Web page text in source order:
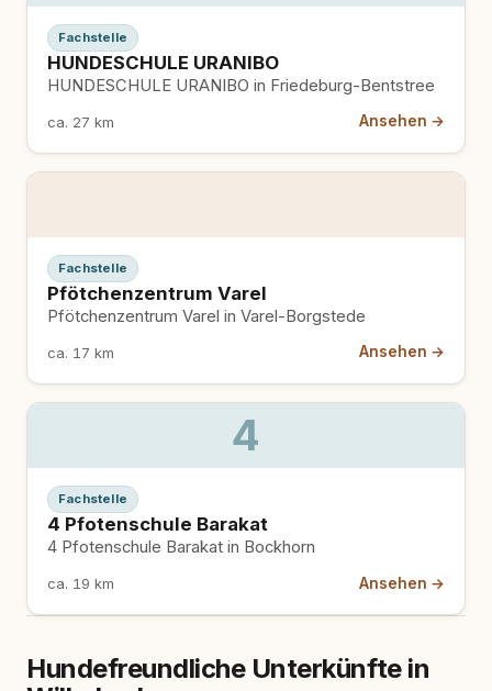
Fachstelle
HUNDESCHULE URANIBO
HUNDESCHULE URANIBO in Friedeburg-Bentstree
ca. 27 km Ansehen →
Fachstelle
Pfötchenzentrum Varel
Pfötchenzentrum Varel in Varel-Borgstede
ca. 17 km Ansehen →
4
Fachstelle
4 Pfotenschule Barakat
4 Pfotenschule Barakat in Bockhorn
ca. 19 km Ansehen →
Hundefreundliche Unterkünfte in